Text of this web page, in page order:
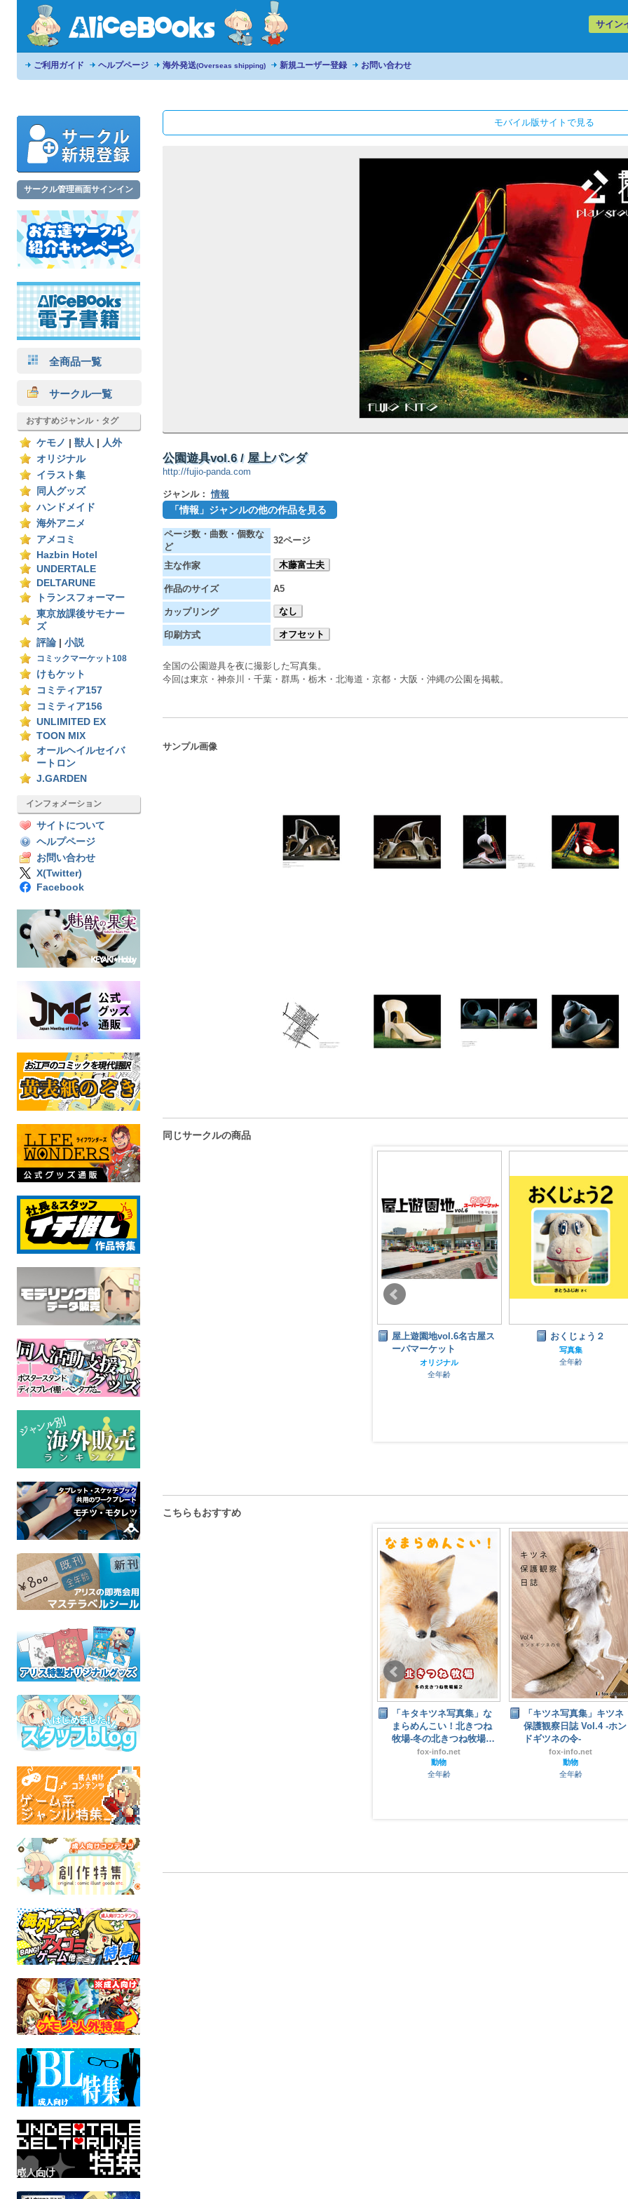
サイン
ご利用ガイド ヘルプページ 海外発送(Overseas shipping) 新規ユーザー登録 お問い合わせ
サークル管理画面サインイン
全商品一覧
サークル一覧
おすすめジャンル・タグ
ケモノ 獣人
人外
オリジナル
イラスト集
同人グッズ
ハンドメイド
海外アニメ
アメコミ
Hazbin Hotel
UNDERTALE
DELTARUNE
トランスフォーマー
東京放課後サモナー
ズ
評論
小説
コミックマーケット108
けもケット
コミティア157
コミティア156
UNLIMITED EX
TOON MIX
オールヘイルセイバ
ートロン
J.GARDEN
インフォメーション
サイトについて
ヘルプページ
お問い合わせ
X(Twitter)
Facebook
モバイル版サイトで見る
公園遊具vol.6 / 屋上パンダ
http://fujio-panda.com
ジャンル：情報
「情報」ジャンルの他の作品を見る
ページ数・曲数・個数な
ど
32ページ
主な作家 木藤富士夫
作品のサイズ A5
カップリング なし
印刷方式 オフセット
全国の公園遊具を夜に撮影した写真集。
今回は東京・神奈川・千葉・群馬・栃木・北海道・京都・大阪・沖縄の公園を掲載。
サンプル画像
同じサークルの商品
フジカラーベンチの旅 1
レトロ
全年齢
おくじょう２
写真集
全年齢
公園遊vol.11
サブカルチャー
全年齢
こちらもおすすめ
私とコミティアの１０
ふちなし印刷
オリジナル
「キツネ写真集」キツネ
保護観察日誌 Vol.4 -ホン
ドギツネの令-
fox-info.net
動物
全年齢
ラバーケモ手制作記！
日陰工房
ケモノ
全年齢